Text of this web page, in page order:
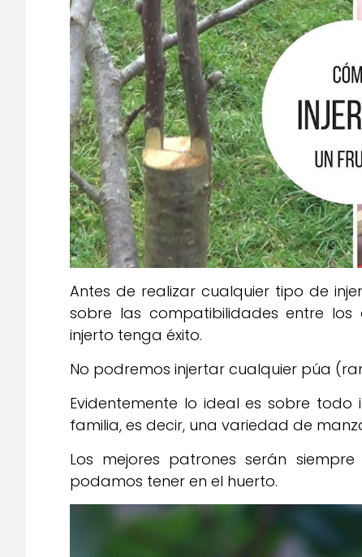
Antes de realizar cualquier tipo de
sobre las compatibilidades entre
injerto tenga éxito.
No podremos injertar cualquier púa
Evidentemente lo ideal es sobre
familia, es decir, una variedad de
Los mejores patrones serán
podamos tener en el huerto.